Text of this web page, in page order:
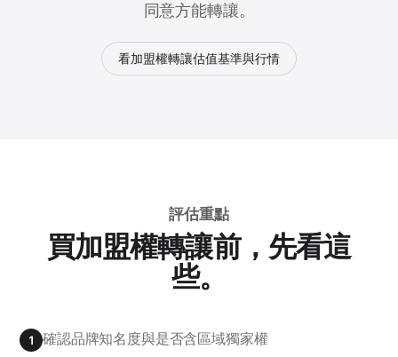
同意方能轉讓。
看加盟權轉讓估值基準與行情
評估重點
買加盟權轉讓前，先看這
些。
1 確認品牌知名度與是否含區域獨家權